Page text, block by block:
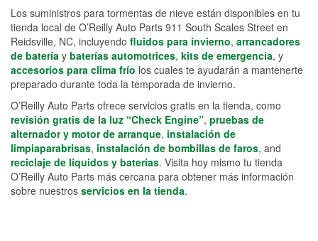
Los suministros para tormentas de nieve están disponibles en tu
tienda local de O’Reilly Auto Parts 911 South Scales Street en
Reidsville, NC, incluyendo fluidos para invierno, arrancadores
de batería y baterías automotrices, kits de emergencia, y
accesorios para clima frío los cuales te ayudarán a mantenerte
preparado durante toda la temporada de invierno.
O’Reilly Auto Parts ofrece servicios gratis en la tienda, como
revisión gratis de la luz “Check Engine”, pruebas de
alternador y motor de arranque, instalación de
limpiaparabrisas, instalación de bombillas de faros, and
reciclaje de líquidos y baterías. Visita hoy mismo tu tienda
O’Reilly Auto Parts más cercana para obtener más información
sobre nuestros servicios en la tienda.